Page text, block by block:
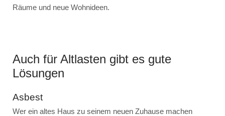
Räume und neue Wohnideen.
Auch für Altlasten gibt es gute
Lösungen
Asbest
Wer ein altes Haus zu seinem neuen Zuhause machen